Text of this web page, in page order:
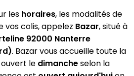
les horaires, les modalités de
vos colis, appelez Bazar, situé à
92000 Nanterre
. Bazar vous accueille toute la
le dimancheselon la